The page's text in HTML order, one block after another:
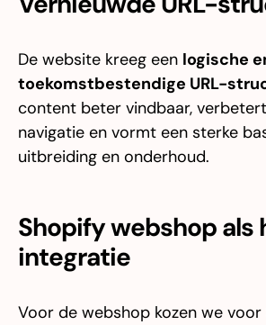
De website kreeg een logische
toekomstbestendige URL-
content beter vindbaar,
navigatie en vormt een sterke
uitbreiding en onderhoud.
Shopify webshop als
integratie
Voor de webshop kozen we voor